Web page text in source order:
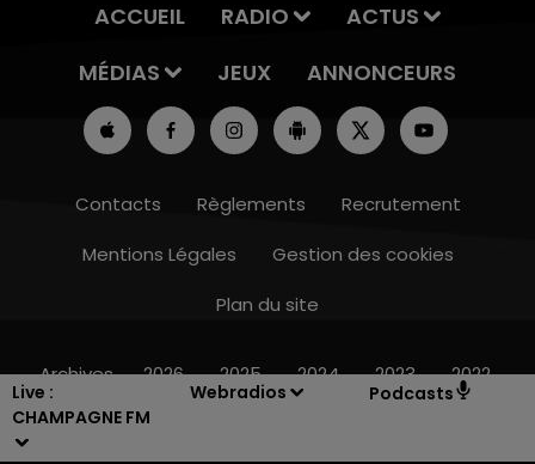
Live :
CHAMPAGNE FM
Webradios Podcasts
16h00 - 20h00
ACCUEIL RADIO
ACTUS
MÉDIAS
JEUX ANNONCEURS
Contacts Règlements
Recrutement
Mentions Légales
Gestion des cookies
Plan du site
Archives 2026 2025 2024 2023 2022